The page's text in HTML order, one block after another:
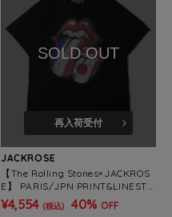
SOLD OUT
再入荷受付
JACKROSE
【The Rolling Stones×JACKROS
E】 PARIS/JPN PRINT&LINESTO
NE SS TEE(MENS)
¥4,554 (税込) 40% OFF